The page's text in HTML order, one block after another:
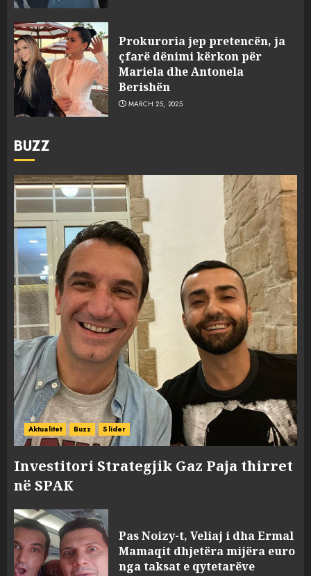
Prokuroria jep pretencën, ja
çfarë dënimi kërkon për
Mariela dhe Antonela
Berishën
MARCH 25, 2025
BUZZ
Aktualitet Buzz Slider
Investitori Strategjik Gaz Paja thirret
në SPAK
Pas Noizy-t, Veliaj i dha Ermal
Mamaqit dhjetëra mijëra euro
nga taksat e qytetarëve